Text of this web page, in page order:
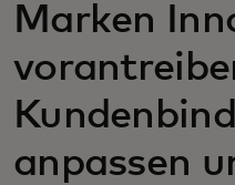
Marken
anpassen